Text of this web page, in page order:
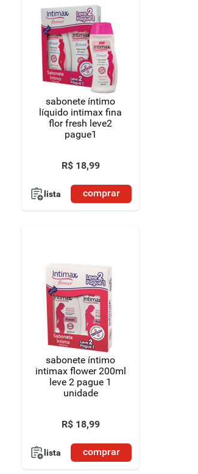
sabonete íntimo
líquido intimax fina
flor fresh leve2
pague1
R$ 18,99
lista comprar
sabonete íntimo
intimax flower 200ml
leve 2 pague 1
unidade
R$ 18,99
lista comprar